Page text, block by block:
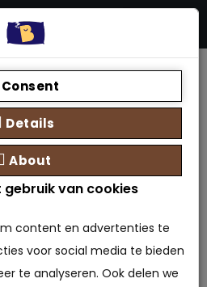
Zoeken
- eenpersoons
90x200
Consent
Details
About
van cookies
content en advertenties te
voor social media te bieden
te analyseren. Ook delen we